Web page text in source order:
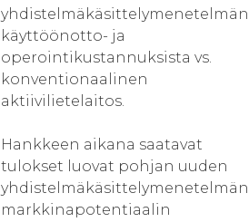
yhdistelmäkäsittelymenetelmän
käyttöönotto- ja
operointikustannuksista vs.
konventionaalinen
aktiivilietelaitos.
Hankkeen aikana saatavat
tulokset luovat pohjan uuden
yhdistelmäkäsittelymenetelmän
markkinapotentiaalin